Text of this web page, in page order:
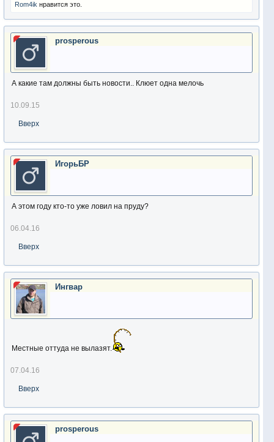
Rom4ik нравится это.
prosperous
А какие там должны быть новости.. Клюет одна мелочь
10.09.15
Вверх
ИгорьБР
А этом году кто-то уже ловил на пруду?
06.04.16
Вверх
Ингвар
Местные оттуда не вылазят.
07.04.16
Вверх
prosperous